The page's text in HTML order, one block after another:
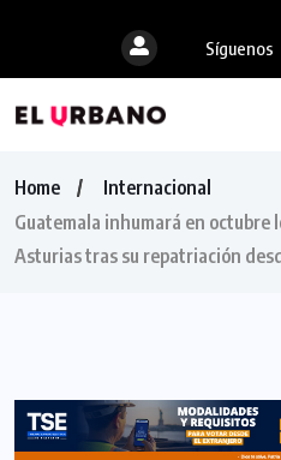
Síguenos
Home
Internacional
Guatemala inhumará en octubre
Asturias tras su repatriación